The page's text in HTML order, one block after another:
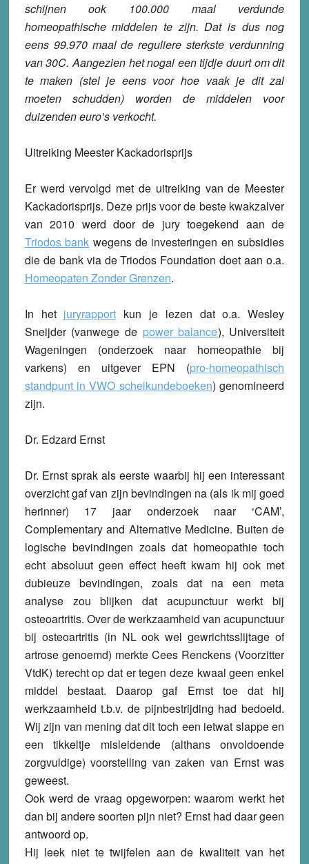
schijnen ook 100.000 maal verdunde
homeopathische middelen te zijn. Dat is dus nog
eens 99.970 maal de reguliere sterkste verdunning
van 30C. Aangezien het nogal een tijdje duurt om dit
te maken (stel je eens voor hoe vaak je dit zal
moeten schudden) worden de middelen voor
duizenden euro’s verkocht.
Uitreiking Meester Kackadorisprijs
Er werd vervolgd met de uitreiking van de Meester
Kackadorisprijs. Deze prijs voor de beste kwakzalver
van 2010 werd door de jury toegekend aan de
Triodos bank wegens de investeringen en subsidies
die de bank via de Triodos Foundation doet aan o.a.
Homeopaten Zonder Grenzen.
In het juryrapport kun je lezen dat o.a. Wesley
Sneijder (vanwege de power balance), Universiteit
Wageningen (onderzoek naar homeopathie bij
varkens) en uitgever EPN (pro-homeopathisch
standpunt in VWO scheikundeboeken) genomineerd
zijn.
Dr. Edzard Ernst
Dr. Ernst sprak als eerste waarbij hij een interessant
overzicht gaf van zijn bevindingen na (als ik mij goed
herinner) 17 jaar onderzoek naar ‘CAM’,
Complementary and Alternative Medicine. Buiten de
logische bevindingen zoals dat homeopathie toch
echt absoluut geen effect heeft kwam hij ook met
dubieuze bevindingen, zoals dat na een meta
analyse zou blijken dat acupunctuur werkt bij
osteoartritis. Over de werkzaamheid van acupunctuur
bij osteoartritis (in NL ook wel gewrichtsslijtage of
artrose genoemd) merkte Cees Renckens (Voorzitter
VtdK) terecht op dat er tegen deze kwaal geen enkel
middel bestaat. Daarop gaf Ernst toe dat hij
werkzaamheid t.b.v. de pijnbestrijding had bedoeld.
Wij zijn van mening dat dit toch een ietwat slappe en
een tikkeltje misleidende (althans onvoldoende
zorgvuldige) voorstelling van zaken van Ernst was
geweest.
Ook werd de vraag opgeworpen: waarom werkt het
dan bij andere soorten pijn niet? Ernst had daar geen
antwoord op.
Hij leek niet te twijfelen aan de kwaliteit van het